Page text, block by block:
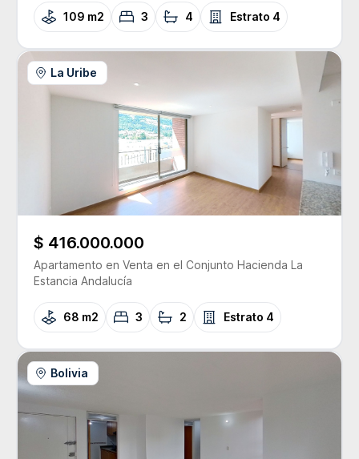
109 m2 3 4 Estrato 4
La Uribe
$ 416.000.000
Apartamento en Venta en el Conjunto Hacienda La
Estancia Andalucía
68 m2 3 2 Estrato 4
Bolivia